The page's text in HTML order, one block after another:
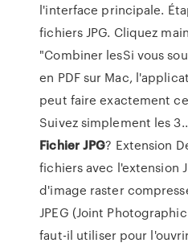
l'interface principale.
fichiers JPG. Cliquez
"Combiner lesSi vous
en PDF sur Mac,
peut faire exactement
Suivez simplement les
FichierJPG? Extension
fichiers avec l'extension
d'image raster
JPEG (Joint
faut-il utiliser pour